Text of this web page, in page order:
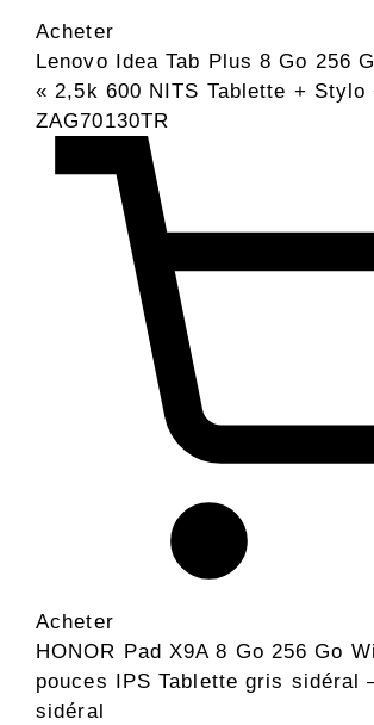
Acheter
Lenovo Idea Tab Plus 8 Go 256
« 2,5k 600 NITS Tablette + Stylo
ZAG70130TR
Acheter
HONOR Pad X9A 8 Go 256 Go
pouces IPS Tablette gris sidéral
sidéral